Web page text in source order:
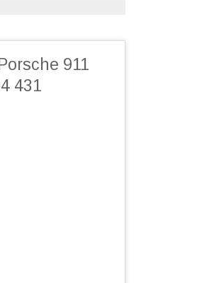
911
431